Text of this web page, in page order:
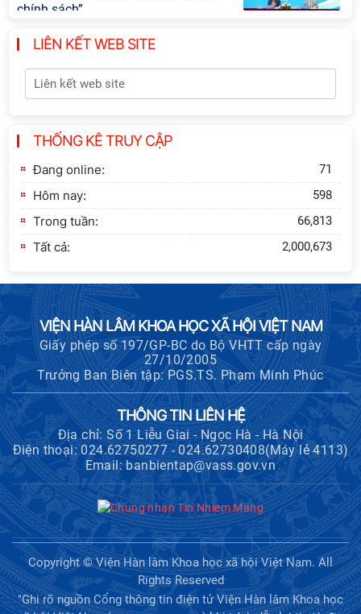
chính sách”
Khai quật công trường khai thác đá
Tôn
sinh đào tạo trình độ tiến sĩ đợt 1
LIÊN KẾT WEB SITE
THỐNG KÊ TRUY CẬP
Đang online: 71
Hôm nay: 598
Trong tuần: 66,813
Tất cả: 2,000,673
VIỆN HÀN LÂM KHOA HỌC XÃ HỘI VIỆT NAM
Giấy phép số 197/GP-BC do Bộ VHTT cấp ngày
27/10/2005
Trưởng Ban Biên tập: PGS.TS. Phạm Minh Phúc
THÔNG TIN LIÊN HỆ
Địa chỉ: Số 1 Liễu Giai - Ngọc Hà - Hà Nội
Điện thoại: 024.62750277 - 024.62730408(Máy lẻ 4113)
Email: banbientap@vass.gov.vn
Copyright © Viện Hàn lâm Khoa học xã hội Việt Nam. All
Rights Reserved
"Ghi rõ nguồn Cổng thông tin điện tử Viện Hàn lâm Khoa học